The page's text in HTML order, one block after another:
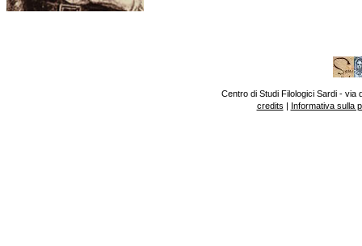
Centro di Studi Filologici Sardi - via
credits | Informativa sulla